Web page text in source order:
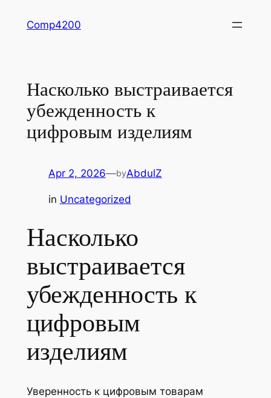
Comp4200
Насколько выстраивается
убежденность к
цифровым изделиям
Apr 2, 2026—byAbdulZ
in Uncategorized
Насколько
выстраивается
убежденность к
цифровым
изделиям
Уверенность к цифровым товарам